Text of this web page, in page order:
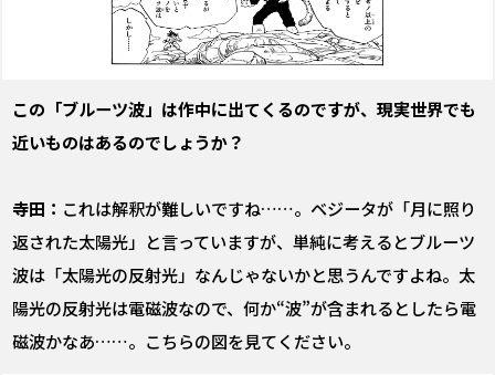
――この「ブルーツ波」は作中に出てくるのですが、現実世界でも
近いものはあるのでしょうか？
寺田： これは解釈が難しいですね……。ベジータが「月に照り
返された太陽光」と言っていますが、単純に考えるとブルーツ
波は「太陽光の反射光」なんじゃないかと思うんですよね。太
陽光の反射光は電磁波なので、何か“波”が含まれるとしたら電
磁波かなあ……。こちらの図を見てください。